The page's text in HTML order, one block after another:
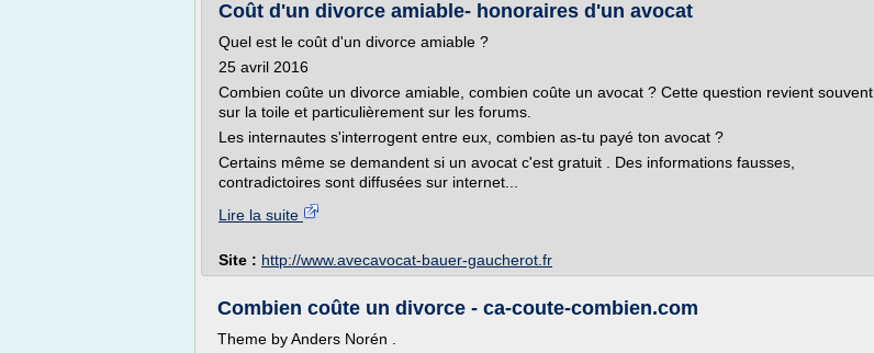
Coût d'un divorce amiable- honoraires d'un avocat
Quel est le coût d'un divorce amiable ?
25 avril 2016
Combien coûte un divorce amiable, combien coûte un avocat ? Cette question revient souvent
sur la toile et particulièrement sur les forums.
Les internautes s'interrogent entre eux, combien as-tu payé ton avocat ?
Certains même se demandent si un avocat c'est gratuit . Des informations fausses,
contradictoires sont diffusées sur internet...
Lire la suite
Site : http://www.avecavocat-bauer-gaucherot.fr
Combien coûte un divorce - ca-coute-combien.com
Theme by Anders Norén .